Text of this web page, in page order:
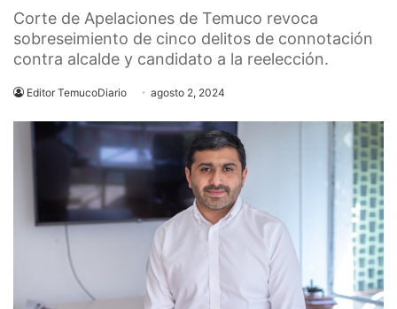
Corte de Apelaciones de Temuco revoca
sobreseimiento de cinco delitos de connotación
contra alcalde y candidato a la reelección.
Editor TemucoDiario agosto 2, 2024